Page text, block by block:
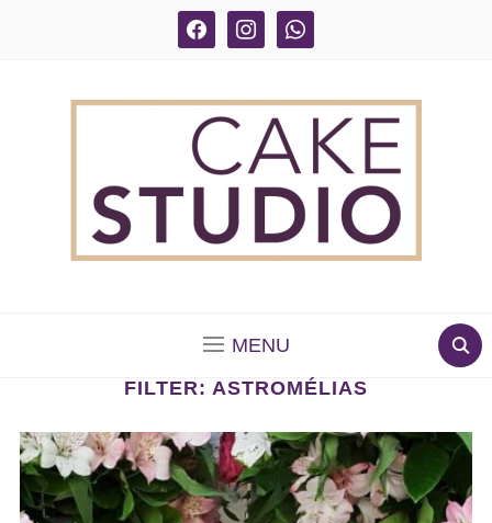
facebook instagram whatsapp
MENU
FILTER: ASTROMÉLIAS